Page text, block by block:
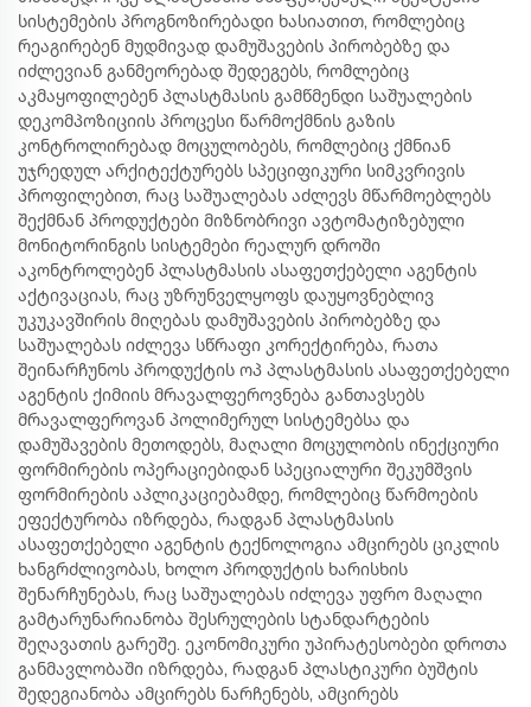
სისტემების პროგნოზირებადი ხასიათით, რომლებიც
რეაგირებენ მუდმივად დამუშავების პირობებზე და
იძლევიან განმეორებად შედეგებს, რომლებიც
აკმაყოფილებენ პლასტმასის გამწმენდი საშუალების
დეკომპოზიციის პროცესი წარმოქმნის გაზის
კონტროლირებად მოცულობებს, რომლებიც ქმნიან
უჯრედულ არქიტექტურებს სპეციფიკური სიმკვრივის
პროფილებით, რაც საშუალებას აძლევს მწარმოებლებს
შექმნან პროდუქტები მიზნობრივი ავტომატიზებული
მონიტორინგის სისტემები რეალურ დროში
აკონტროლებენ პლასტმასის ასაფეთქებელი აგენტის
აქტივაციას, რაც უზრუნველყოფს დაუყოვნებლივ
უკუკავშირის მიღებას დამუშავების პირობებზე და
საშუალებას იძლევა სწრაფი კორექტირება, რათა
შეინარჩუნოს პროდუქტის ოპ პლასტმასის ასაფეთქებელი
აგენტის ქიმიის მრავალფეროვნება განთავსებს
მრავალფეროვან პოლიმერულ სისტემებსა და
დამუშავების მეთოდებს, მაღალი მოცულობის ინექციური
ფორმირების ოპერაციებიდან სპეციალური შეკუმშვის
ფორმირების აპლიკაციებამდე, რომლებიც წარმოების
ეფექტურობა იზრდება, რადგან პლასტმასის
ასაფეთქებელი აგენტის ტექნოლოგია ამცირებს ციკლის
ხანგრძლივობას, ხოლო პროდუქტის ხარისხის
შენარჩუნებას, რაც საშუალებას იძლევა უფრო მაღალი
გამტარუნარიანობა შესრულების სტანდარტების
შეღავათის გარეშე. ეკონომიკური უპირატესობები დროთა
განმავლობაში იზრდება, რადგან პლასტიკური ბუშტის
შედეგიანობა ამცირებს ნარჩენებს, ამცირებს